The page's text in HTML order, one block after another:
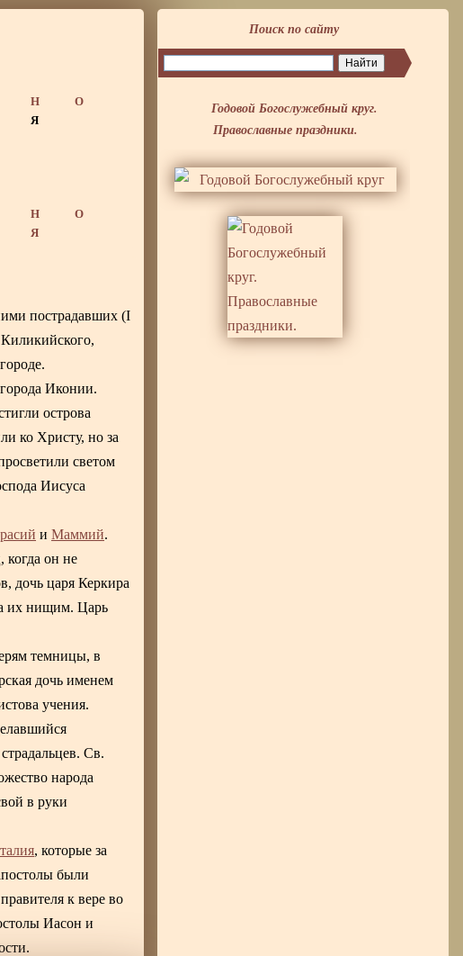
Н
О
Я
Н
О
Я
пострадавших (I
Иконии.
острова
ко Христу, но за
светом
Иисуса
иМаммий.
когда он не
дочь царя Керкира
их нищим. Царь
темницы, в
дочь именем
учения.
Св.
народа
в руки
, которые за
были
к вере во
Иасон и
Поиск по сайту
Годовой Богослужебный круг.
Православные праздники.